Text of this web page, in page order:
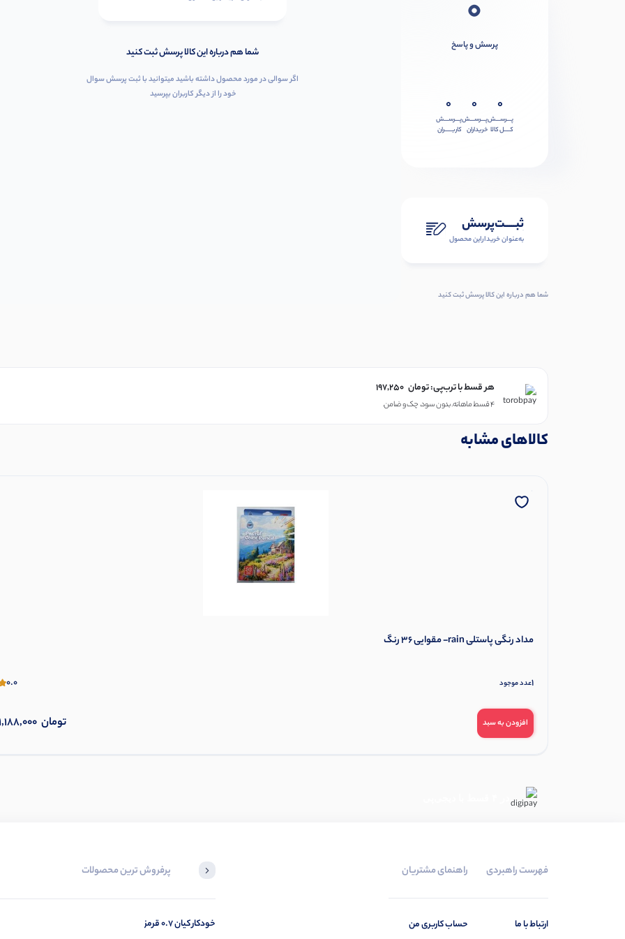
0
پرسش و پاسخ
0
پـــرســـش
کــــل کالا
0
پـــرســـش
خریداران
0
پـــرســـش
کاربـــــران
ثبـــــت‌پرسش
به‌عنوان ‌خریدار‌این‌ محصول
شما هم درباره این کالا پرسش ثبت کنید
شما هم درباره این کالا پرسش ثبت کنید
اگر سوالی در مورد محصول داشته باشید میتوانید با ثبت پرسش سوال
خود را از دیگر کاربران بپرسید
هر قسط با ترب‌پی: 197,250 تومان
۴ قسط ماهانه. بدون سود، چک و ضامن.
کالاهای مشابه
مداد رنگی پاستلی rain- مقوایی 36 رنگ
1عدد موجود 0.0
افزودن به سبد تومان
فهرست راهبردی
ارتباط با ما
راهنمای مشتریان
حساب کاربری من
پرفروش ترین محصولات
خودکار کیان 0.7 قرمز